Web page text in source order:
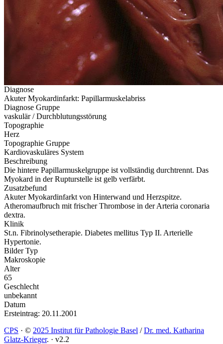
Diagnose
Akuter Myokardinfarkt: Papillarmuskelabriss
Diagnose Gruppe
vaskulär / Durchblutungsstörung
Topographie
Herz
Topographie Gruppe
Kardiovaskuläres System
Beschreibung
Die hintere Papillarmuskelgruppe ist vollständig durchtrennt. Das
Myokard in der Rupturstelle ist gelb verfärbt.
Zusatzbefund
Akuter Myokardinfarkt von Hinterwand und Herzspitze.
Atheromaufbruch mit frischer Thrombose in der Arteria coronaria
dextra.
Klinik
St.n. Fibrinolysetherapie. Diabetes mellitus Typ II. Arterielle
Hypertonie.
Bilder Typ
Makroskopie
Alter
65
Geschlecht
unbekannt
Datum
Ersteintrag: 20.11.2001
CPS · © 2025 Institut für Pathologie Basel /Dr. med. Katharina
Glatz-Krieger. · v2.2